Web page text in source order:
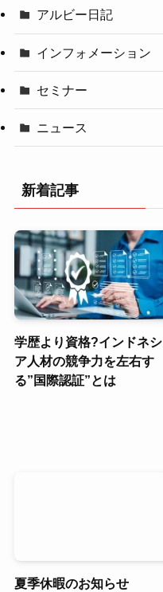
アルビー日記
インフォメーション
セミナー
ニュース
新着記事
学歴より資格?インドネシ
ア人材の競争力を左右す
る”国際認証”とは
夏季休暇のお知らせ